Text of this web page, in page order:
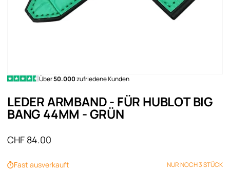
Über50.000zufriedene Kunden
LEDER ARMBAND - FÜR HUBLOT BIG
BANG 44MM - GRÜN
Angebot
CHF 84.00
Fast ausverkauft NUR NOCH 3 STÜCK